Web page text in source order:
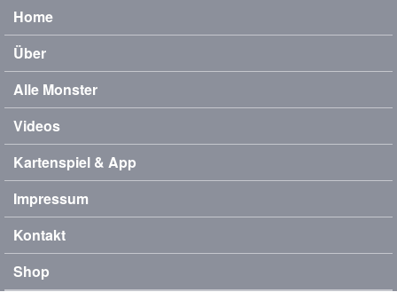
Home
Über
Alle Monster
Videos
Kartenspiel & App
Impressum
Kontakt
Shop